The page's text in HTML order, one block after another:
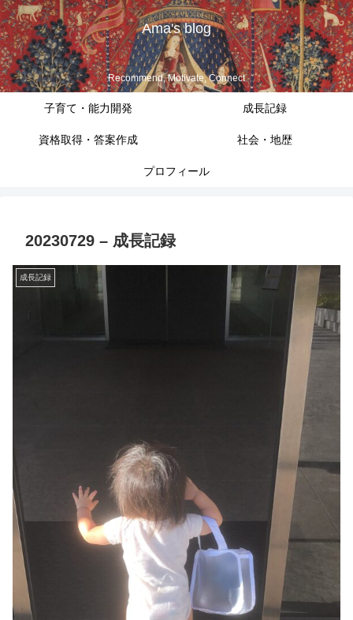
Ama's blog
Recommend, Motivate, Connect
子育て・能力開発 成長記録
資格取得・答案作成 社会・地歴
プロフィール
20230729 – 成長記録
成長記録